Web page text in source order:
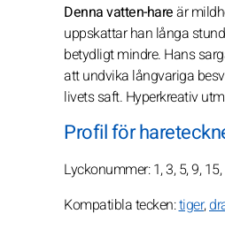
Denna vatten-hareär
uppskattar han långa
betydligt mindre. Hans
att undvika långvariga
livets saft. Hyperkreativ
Profil för
Lyckonummer: 1, 3, 5, 9,
Kompatibla tecken:tiger,